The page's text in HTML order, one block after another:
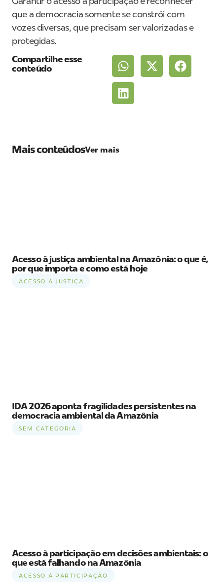
que a democracia somente se constrói com
vozes diversas, que precisam ser valorizadas e
protegidas.
Compartilhe esse
conteúdo
Mais conteúdosVer mais
Acesso à justiça ambiental na Amazônia: o que é,
por que importa e como está hoje
ACESSO À JUSTIÇA
IDA 2026 aponta fragilidades persistentes na
democracia ambiental da Amazônia
SEM CATEGORIA
Acesso à participação em decisões ambientais: o
que está falhando na Amazônia
ACESSO À PARTICIPAÇÃO